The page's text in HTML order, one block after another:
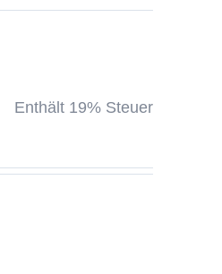
Enthält 19% Steuer